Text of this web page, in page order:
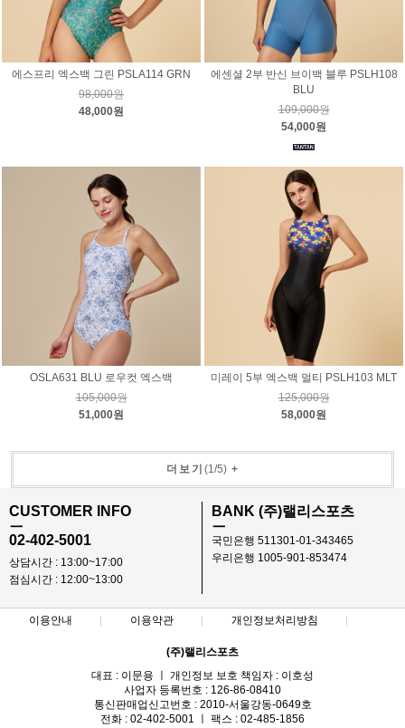
에스프리 엑스백 그린 PSLA114 GRN
98,000원
48,000원
에센셜 2부 반신 브이백 블루 PSLH108
BLU
109,000원
54,000원
OSLA631 BLU 로우컷 엑스백
105,000원
51,000원
미레이 5부 엑스백 멀티 PSLH103 MLT
125,000원
58,000원
더보기 (1/5)+
CUSTOMER INFO
ㅡ
02-402-5001
상담시간 : 13:00~17:00
점심시간 : 12:00~13:00
BANK (주)랠리스포츠
ㅡ
국민은행 511301-01-343465
우리은행 1005-901-853474
이용안내 이용약관 개인정보처리방침
(주)랠리스포츠
대표 : 이문용 ㅣ 개인정보 보호 책임자 : 이호성
사업자 등록번호 : 126-86-08410
통신판매업신고번호 : 2010-서울강동-0649호
전화 : 02-402-5001 ㅣ 팩스 : 02-485-1856